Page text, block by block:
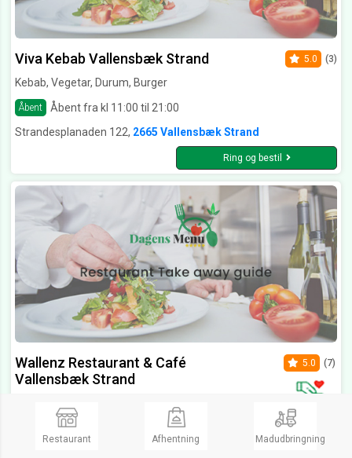
Viva Kebab Vallensbæk Strand
Kebab, Vegetar, Durum, Burger
Åbent Åbent fra kl 11:00 til 21:00
5.0 (3)
Strandesplanaden 122, 2665 Vallensbæk Strand
Ring og bestil
Wallenz Restaurant & Café
Vallensbæk Strand
Åbent fra kl 11:00 til 22:00
5.0 (7)
689 People
Restaurant Afhentning Madudbringning